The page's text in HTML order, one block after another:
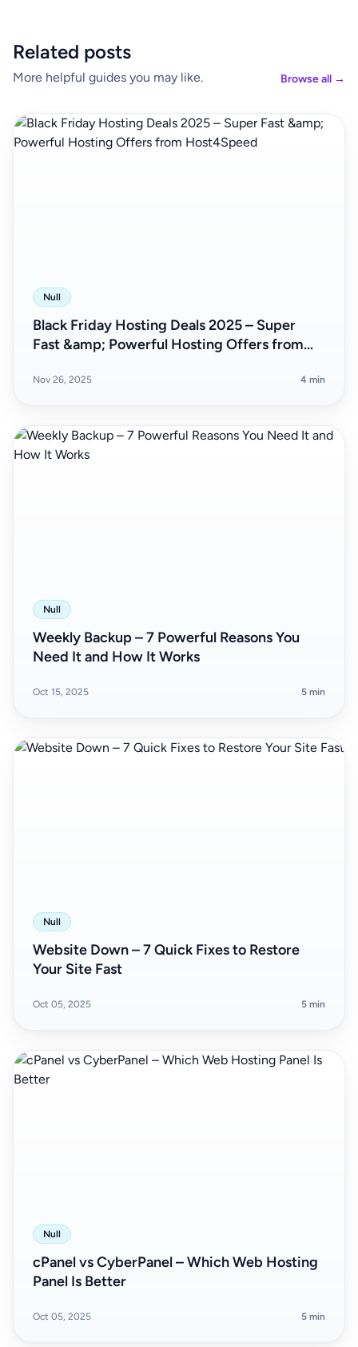
Related posts
More helpful guides you may like. Browse all →
Null
Black Friday Hosting Deals 2025 – Super
Fast &amp; Powerful Hosting Offers from
Nov 26, 2025 4 min
Null
Weekly Backup – 7 Powerful Reasons You
Need It and How It Works
Oct 15, 2025 5 min
Null
Website Down – 7 Quick Fixes to Restore
Your Site Fast
Oct 05, 2025 5 min
Null
cPanel vs CyberPanel – Which Web Hosting
Panel Is Better
Oct 05, 2025 5 min